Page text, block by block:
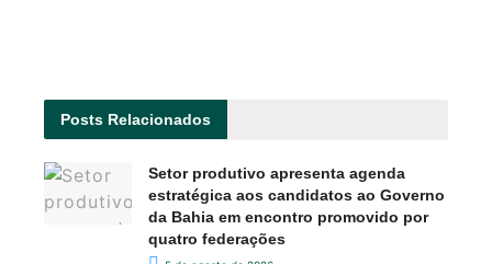
Posts Relacionados
Setor produtivo apresenta agenda
estratégica aos candidatos ao Governo
da Bahia em encontro promovido por
quatro federações